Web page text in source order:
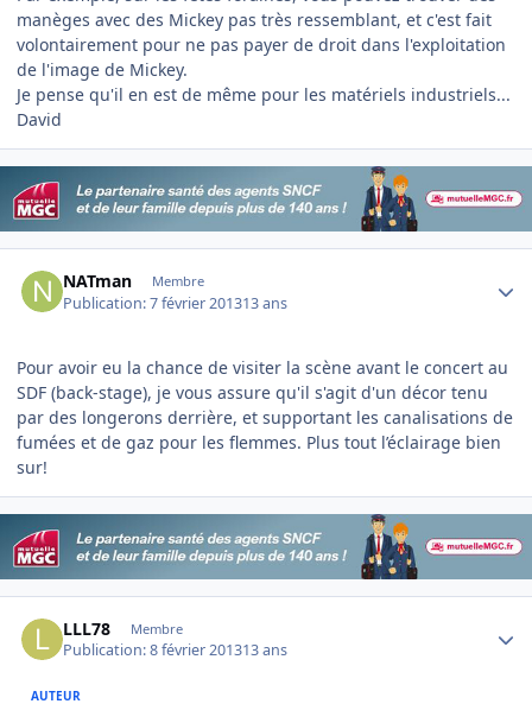
manèges avec des Mickey pas très ressemblant, et c'est fait
volontairement pour ne pas payer de droit dans l'exploitation
de l'image de Mickey.
Je pense qu'il en est de même pour les matériels industriels...
David
NATman Membre
Publication:7 février 201313 ans
Pour avoir eu la chance de visiter la scène avant le concert au
SDF (back-stage), je vous assure qu'il s'agit d'un décor tenu
par des longerons derrière, et supportant les canalisations de
fumées et de gaz pour les flemmes. Plus tout l’éclairage bien
sur!
LLL78 Membre
Publication:8 février 201313 ans
AUTEUR